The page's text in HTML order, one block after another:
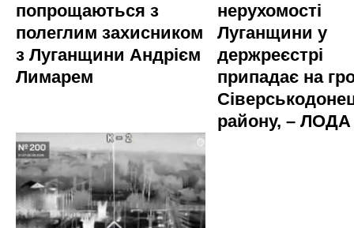
попрощаються з
полеглим захисником
з Луганщини Андрієм
Лимарем
нерухомості
Луганщини у
держреєстрі
припадає на
району, – ЛОДА